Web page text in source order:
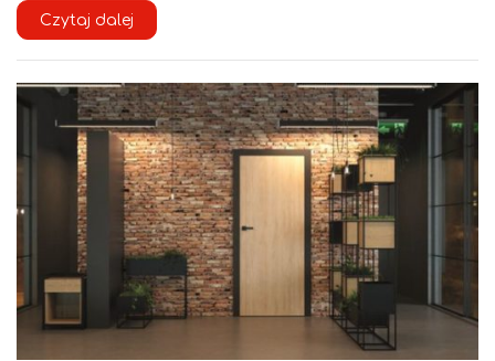
Czytaj dalej